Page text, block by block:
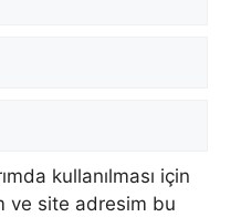
kullanılması için
ve site adresim bu